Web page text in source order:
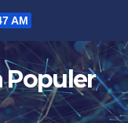
AM
Populer